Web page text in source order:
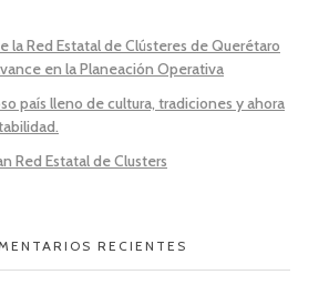
la Red Estatal de Clústeres de Querétaro
en la Planeación Operativa
país lleno de cultura, tradiciones y ahora
Red Estatal de Clusters
RECIENTES